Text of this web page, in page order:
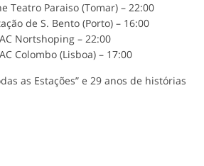
Teatro Paraiso (Tomar) – 22:00
de S. Bento (Porto) – 16:00
Nortshoping – 22:00
Colombo (Lisboa) – 17:00